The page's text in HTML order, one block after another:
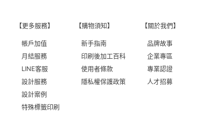
【更多服務】
帳戶加值
月結服務
LINE客服
設計服務
設計案例
特殊標籤印刷
【購物須知】
新手指南
印刷後加工百科
使用者條款
隱私權保護政策
【關於我們】
品牌故事
企業專區
專業認證
人才招募